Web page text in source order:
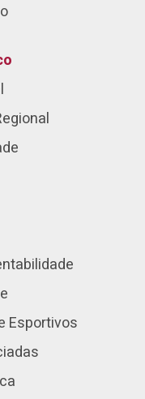
Esportivos